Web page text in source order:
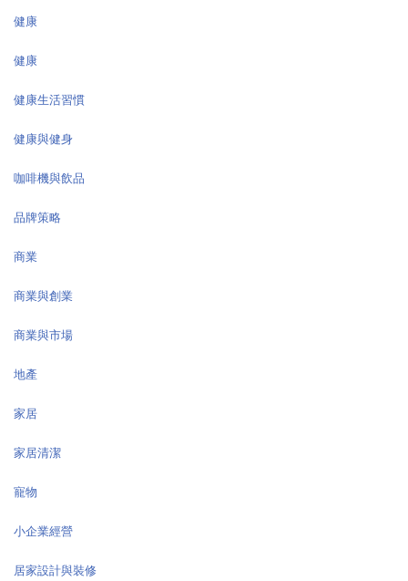
健康
健康
健康生活習慣
健康與健身
咖啡機與飲品
品牌策略
商業
商業與創業
商業與市場
地產
家居
家居清潔
寵物
小企業經營
居家設計與裝修